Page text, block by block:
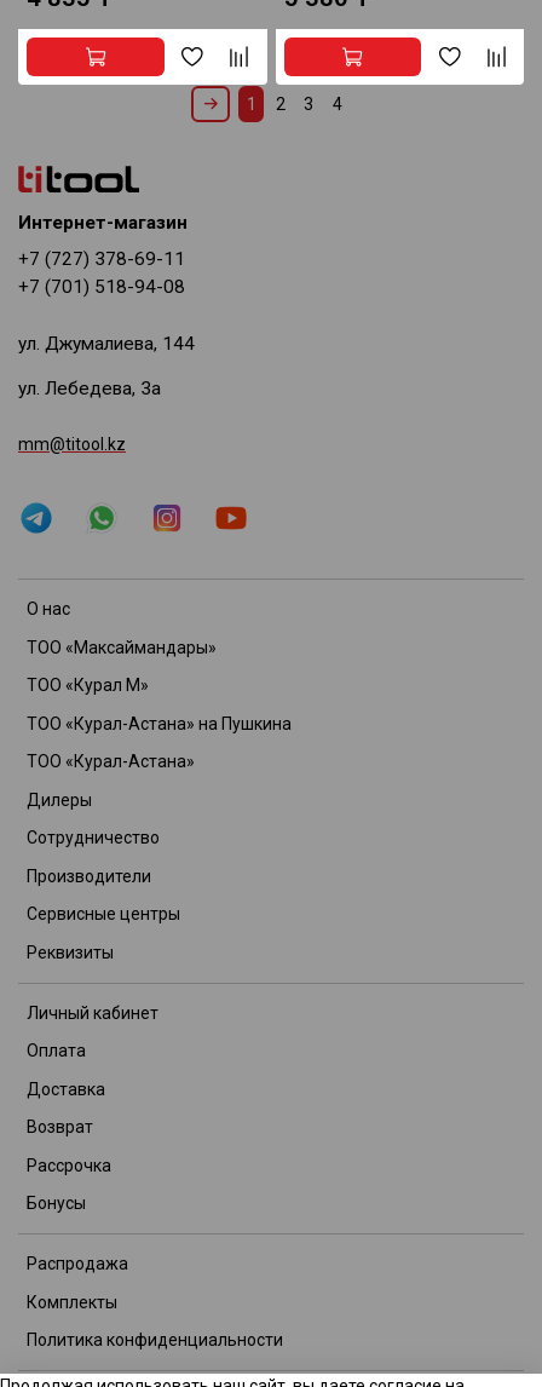
1 2 3 4
О нас
ТОО «Максаймандары»
ТОО «Курал М»
ТОО «Курал-Астана» на Пушкина
ТОО «Курал-Астана»
Дилеры
Сотрудничество
Производители
Сервисные центры
Реквизиты
Личный кабинет
Оплата
Доставка
Возврат
Рассрочка
Бонусы
Распродажа
Комплекты
Политика конфиденциальности
Интернет-магазин
+7 (727) 378-69-11
+7 (701) 518-94-08
ул. Джумалиева, 144
ул. Лебедева, 3а
mm@titool.kz